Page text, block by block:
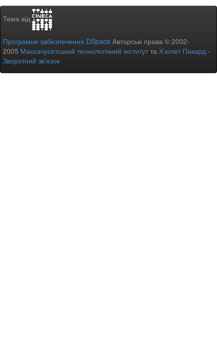
Тема від
Програмне забезпечення DSpace Авторські права © 2002-
2005 Массачусетський технологічний інститутта Х’юлет Пакард -
Зворотний зв’язок